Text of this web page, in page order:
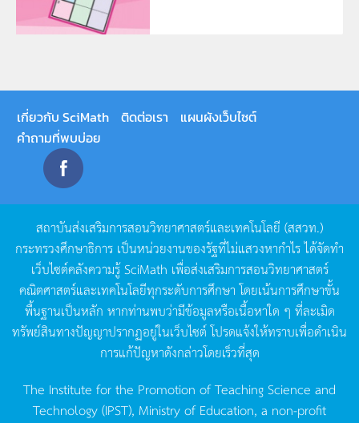
เกี่ยวกับ SciMath ติดต่อเรา
แผนผังเว็บไซต์
คำถามที่พบบ่อย
สถาบันส่งเสริมการสอนวิทยาศาสตร์และเทคโนโลยี (สสวท.)
กระทรวงศึกษาธิการ เป็นหน่วยงานของรัฐที่ไม่แสวงหากำไรได้จัดทำ
เว็บไซต์คลังความรู้SciMath เพื่อส่งเสริมการสอนวิทยาศาสตร์
คณิตศาสตร์และเทคโนโลยีทุกระดับการศึกษา โดยเน้นการศึกษาขั้น
พื้นฐานเป็นหลัก หากท่านพบว่ามีข้อมูลหรือเนื้อหาใด ๆ ที่ละเมิด
ทรัพย์สินทางปัญญาปรากฏอยู่ในเว็บไซต์โปรดแจ้งให้ทราบเพื่อดำเนิน
การแก้ปัญหาดังกล่าวโดยเร็วที่สุด
The Institute for the Promotion of Teaching Science and
Technology (IPST), Ministry of Education, a non-profit